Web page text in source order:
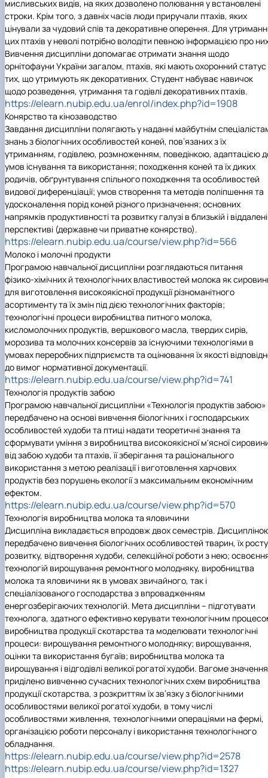
мисливських видів, на яких дозволено полювання у встановлені
строки. Крім того, з давніх часів люди приручали птахів, яких
цінували за чудовий спів та декоративне оперення. Для
цих птахів у неволі потрібно володіти певною інформацією про
Вивчення дисципліни допомагає отримати знання щодо
орнітофауни України загалом, птахів, які мають охоронний статус
тих, що утримують як декоративних. Студент набуває навичок
щодо розведення, утримання та годівлі декоративних птахів.
https://elearn.nubip.edu.ua/enrol/index.php?id=1908
Конярство та кінозаводство
Завдання дисципліни полягають у наданні майбутнім
знань з біологічних особливостей коней, пов’язаних з їх
утриманням, годівлею, розмноженням, поведінкою, адаптацією
умов існування та використання; походження коней та їх диких
родичів, обґрунтування спільного походження та особливостей
видової диференціації; умов створення та методів поліпшення та
удосконалення порід коней різного призначення; основних
напрямків продуктивності та розвитку галузі в близькій і
перспективі (державне чи приватне конярство).
https://elearn.nubip.edu.ua/course/view.php?id=566
Молоко і молочні продукти
Програмою навчальної дисципліни розглядаються питання
фізико-хімічних й технологічних властивостей молока як
для виготовлення високоякісної продукції різноманітного
асортименту та їх змін під дією технологічних факторів;
технологічні процеси виробництва питного молока,
кисломолочних продуктів, вершкового масла, твердих сирів,
морозива та молочних консервів за існуючими технологіями в
умовах переробних підприємств та оцінювання їх якості
до вимог нормативної документації.
https://elearn.nubip.edu.ua/course/view.php?id=741
Технологія продуктів забою
Програмою навчальної дисципліни «Технологія продуктів забою»
передбачено на основі вивчення біологічних і господарських
особливостей худоби та птиці надати теоретичні знання та
сформувати уміння з виробництва високоякісної м'ясної
від забою худоби та птахів, її зберігання та раціонального
використання з метою реалізації і виготовлення харчових
продуктів без порушень екології з максимальним економічним
ефектом.
https://elearn.nubip.edu.ua/course/view.php?id=570
Технологія виробництва молока та яловичини
Дисципліна викладається впродовж двох семестрів.
передбачено вивчення біологічних особливостей тварин, їх росту
розвитку, відтворення худоби, селекційної роботи з нею;
технологій вирощування ремонтного молодняку, виробництва
молока та яловичини як в умовах звичайного, так і
спеціалізованого господарства з впровадженням
енергозберігаючих технологій. Мета дисципліни – підготувати
технолога, здатного ефективно керувати технологічним
виробництва продукції скотарства та моделювати технологічні
процеси: вирощування ремонтного молодняку; вирощування,
оцінки та використання бугаїв; виробництва молока та
вирощування і відгодівлі великої рогатої худоби. Вагоме значення
приділено вивченню сучасних технологічних схем виробництва
продукції скотарства, з розкриттям їх зв’язку з біологічними
особливостями великої рогатої худоби, в тому числі
особливостями живлення, технологічними операціями на фермі,
організацією роботи персоналу і використання технологічного
обладнання.
https://elearn.nubip.edu.ua/course/view.php?id=2578
https://elearn.nubip.edu.ua/course/view.php?id=1327